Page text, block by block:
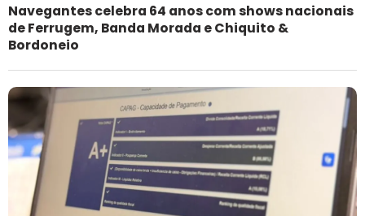
Navegantes celebra 64 anos com shows nacionais
de Ferrugem, Banda Morada e Chiquito &
Bordoneio